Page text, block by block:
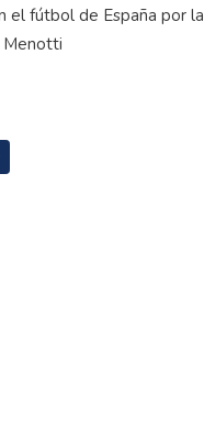
Presidente francés